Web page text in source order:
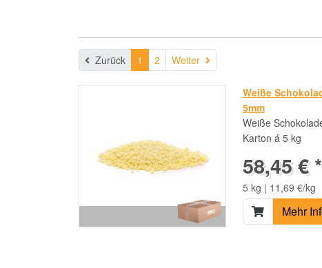
Zurück 1 2 Weiter Weiter
Weiße
5mm
Weiße
Karton á 5 kg
58,45 € *
5 kg | 11,69 €/kg
Mehr